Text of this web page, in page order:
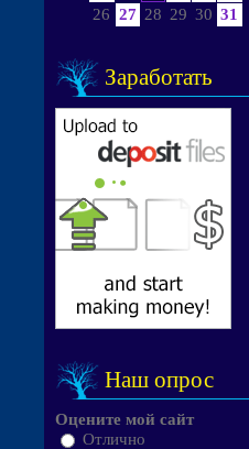
26 27 28 29 30 31
Заработать
Наш опрос
Оцените мой сайт
Отлично